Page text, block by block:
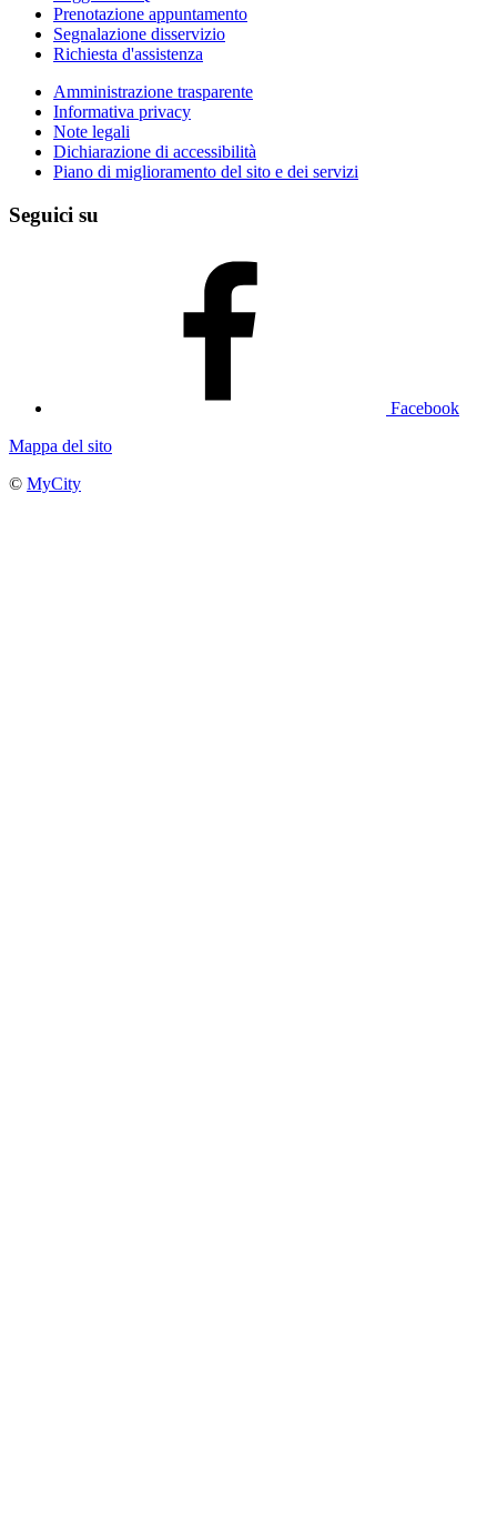
Prenotazione appuntamento
Segnalazione disservizio
Richiesta d'assistenza
Amministrazione trasparente
Informativa privacy
Note legali
Dichiarazione di accessibilità
Piano di miglioramento del sito e dei servizi
Seguici su
Facebook
Mappa del sito
© MyCity